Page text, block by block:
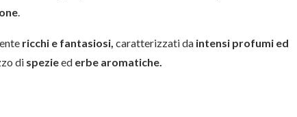
.
ricchi e fantasiosi, caratterizzati da intensi profumi ed
di spezieed erbe aromatiche.